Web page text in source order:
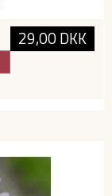
29,00 DKK